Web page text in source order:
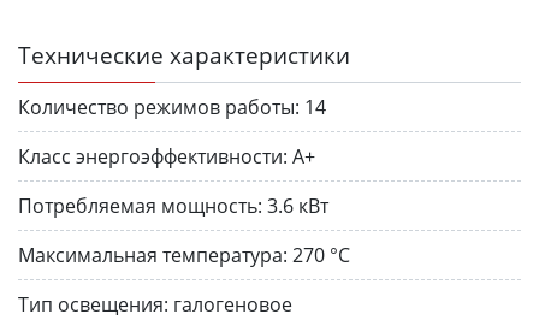
Технические характеристики
Количество режимов работы: 14
Класс энергоэффективности: A+
Потребляемая мощность: 3.6 кВт
Максимальная температура: 270 °C
Тип освещения: галогеновое